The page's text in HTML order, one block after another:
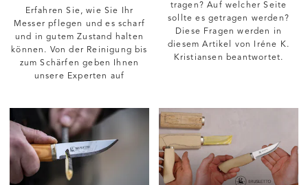
Erfahren Sie, wie Sie Ihr
Messer pflegen und es scharf
und in gutem Zustand halten
können. Von der Reinigung bis
zum Schärfen geben Ihnen
unsere Experten auf
Ihres Lieblingsmessers zu
verlängern.
tragen? Auf welcher Seite
sollte es getragen werden?
Diese Fragen werden in
diesem Artikel von Iréne K.
Kristiansen beantwortet.